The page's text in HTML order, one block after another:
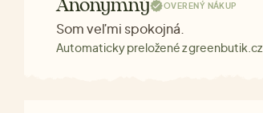
Anonymný OVERENÝ NÁKUP
Som veľmi spokojná.
Automaticky preložené z greenbutik.cz